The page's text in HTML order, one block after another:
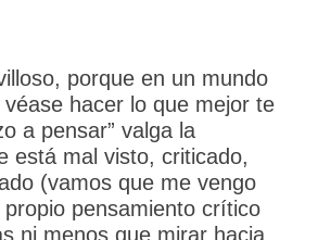
porque en un mundo
hacer lo que mejor te
a pensar” valga la
está mal visto, criticado,
(vamos que me vengo
pensamiento crítico
ni menos que mirar hacia